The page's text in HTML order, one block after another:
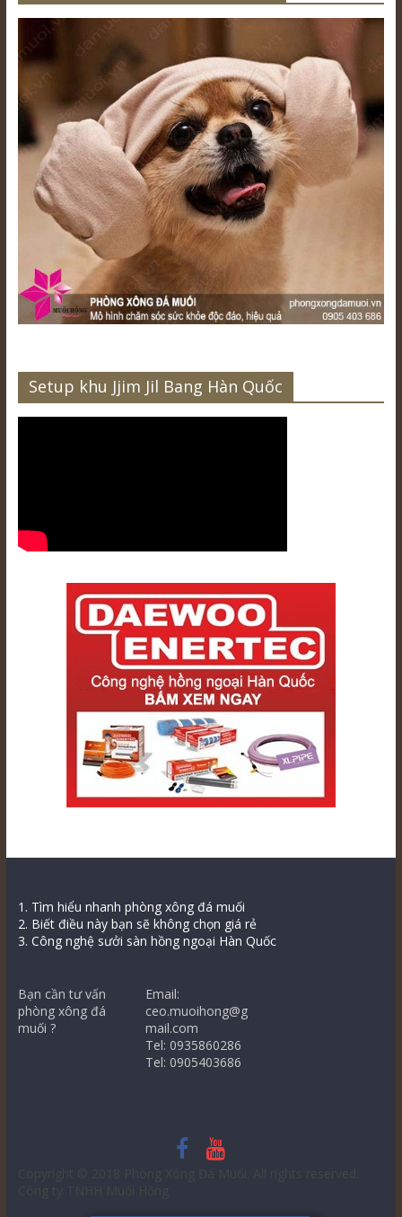
Setup khu Jjim Jil Bang Hàn Quốc
1. Tìm hiểu nhanh phòng xông đá muối
2. Biết điều này bạn sẽ không chọn giá rẻ
3. Công nghệ sưởi sàn hồng ngoại Hàn Quốc
Bạn cần tư vấn
phòng xông đá
muối ?
Email:
ceo.muoihong@g
mail.com
Tel: 0935860286
Tel: 0905403686